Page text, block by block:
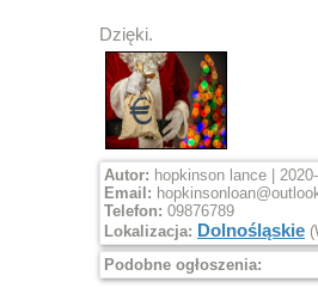
Dzięki.
Autor: hopkinson lance |
Email:
Telefon: 09876789
Lokalizacja: Dolnośląskie
Podobne ogłoszenia: